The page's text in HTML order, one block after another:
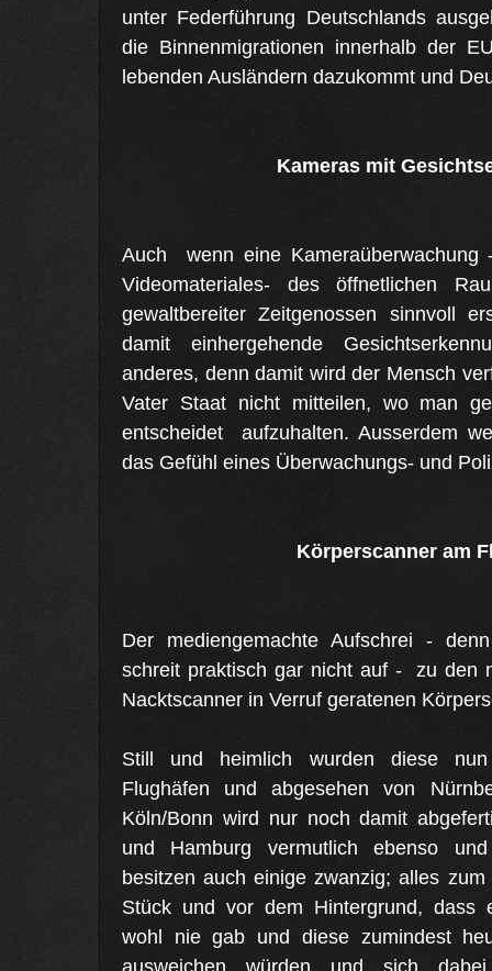
unter Federführung Deutschlands
die Binnenmigrationen innerhalb der
lebenden Ausländern dazukommt und
Kameras mit
Auch wenn eine Kameraüberwachung
Videomateriales- des öffnetlichen
gewaltbereiter Zeitgenossen sinnvoll
damit einhergehende
anderes, denn damit wird der Mensch
Vater Staat nicht mitteilen, wo man
entscheidet aufzuhalten. Ausserdem
das Gefühl eines Überwachungs- und
Körperscanner am
Der mediengemachte Aufschrei -
schreit praktisch gar nicht auf - zu den
Nacktscanner in Verruf geratenen
Still und heimlich wurden diese
Flughäfen und abgesehen von
Köln/Bonn wird nur noch damit
und Hamburg vermutlich ebenso
besitzen auch einige zwanzig; alles
Stück und vor dem Hintergrund, dass
wohl nie gab und diese zumindest
ausweichen würden und sich